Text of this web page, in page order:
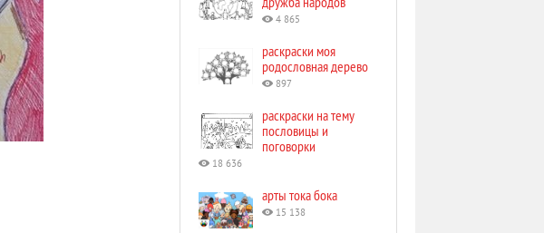
4 865
раскраски моя
родословная дерево
897
раскраски на тему
пословицы и
поговорки
18 636
арты тока бока
15 138